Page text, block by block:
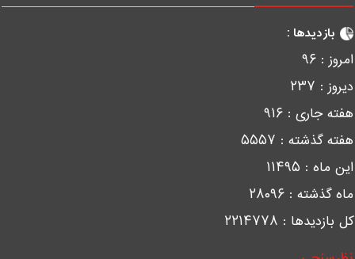
بازدیدها :
: ۹۶
: ۲۳۷
جاری : ۹۱۶
گذشته : ۵۵۵۷
ماه : ۱۱۴۹۵
گذشته : ۲۸۰۹۶
بازدیدها :
۲۲۱۴۷۷۸